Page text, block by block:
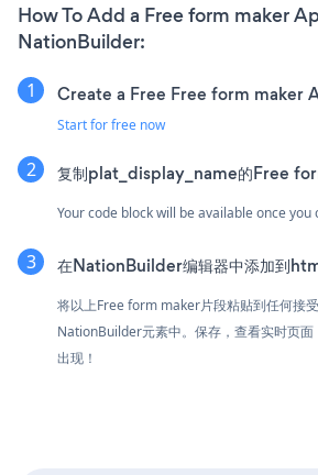
How To Add a Free form maker
NationBuilder:
Create a Free Free form maker
Start for free now
复制plat_display_name的Free
Your code block will be available once
在NationBuilder编辑器中添加到
将以上Free form maker片段粘贴到任何接
NationBuilder元素中。保存，查看实时页
出现！